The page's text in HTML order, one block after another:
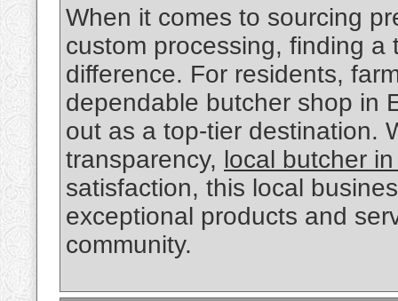
When it comes to sourcing
custom processing, finding
difference. For residents,
dependable butcher shop in
out as a top-tier destination.
transparency, local butcher
satisfaction, this local
exceptional products and
community.